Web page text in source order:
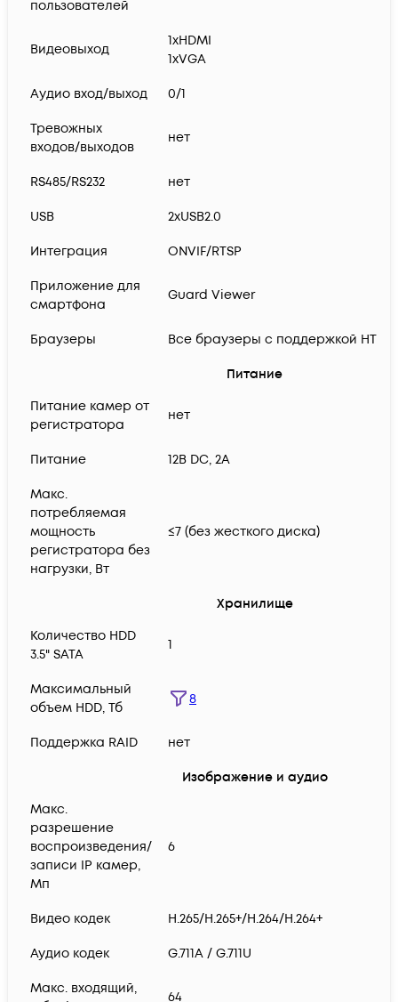
пользователей
Видеовыход
1xHDMI
1xVGA
Aудио вход/выход 0/1
Тревожных
входов/выходов
нет
RS485/RS232 нет
USB 2xUSB2.0
Интеграция ONVIF/RTSP
Приложение для
смартфона
Guard Viewer
Браузеры Все браузеры с поддержкой
Питание
Питание камер от
регистратора
нет
Питание 12В DC, 2A
Макс.
потребляемая
мощность
регистратора без
нагрузки, Вт
≤7 (без жесткого диска)
Хранилище
Количество HDD
3.5" SATA
1
Максимальный
объем HDD, Тб
8
Поддержка RAID нет
Изображение и аудио
Макс.
разрешение
воспроизведения/
записи IP камер,
Мп
6
Видео кодек H.265/H.265+/H.264/H.264+
Аудио кодек G.711A / G.711U
Макс. входящий,
64